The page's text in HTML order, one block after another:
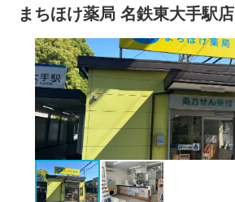
まちほけ薬局 名鉄東大手駅店